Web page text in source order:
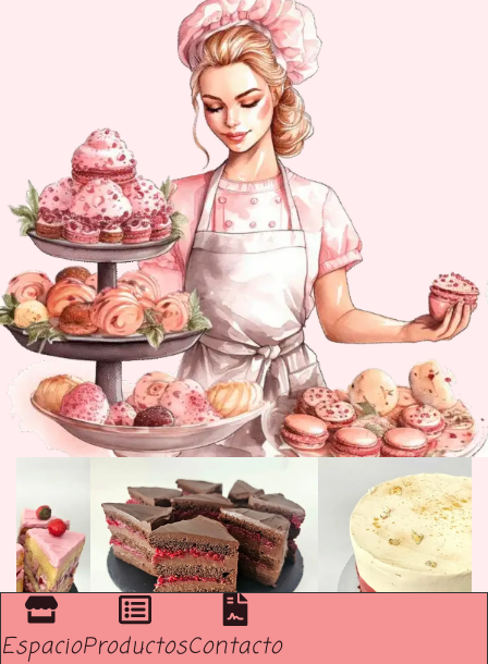
EspacioProductosContacto